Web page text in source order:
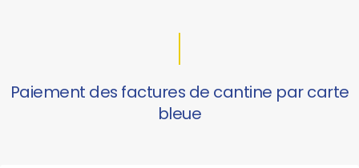
Paiement des factures de cantine par carte
bleue